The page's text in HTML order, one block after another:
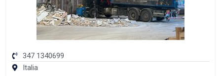
347 1340699
Italia